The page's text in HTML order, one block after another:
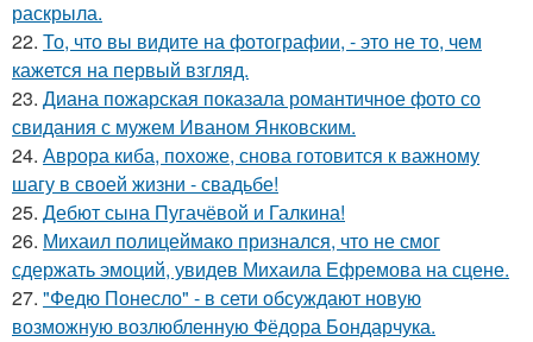
раскрыла.
22. То, что вы видите на фотографии, - это не то, чем
кажется на первый взгляд.
23. Диана пожарская показала романтичное фото со
свидания с мужем Иваном Янковским.
24. Аврора киба, похоже, снова готовится к важному
шагу в своей жизни - свадьбе!
25. Дебют сына Пугачёвой и Галкина!
26. Михаил полицеймако признался, что не смог
сдержать эмоций, увидев Михаила Ефремова на сцене.
27. "Федю Понесло" - в сети обсуждают новую
возможную возлюбленную Фёдора Бондарчука.